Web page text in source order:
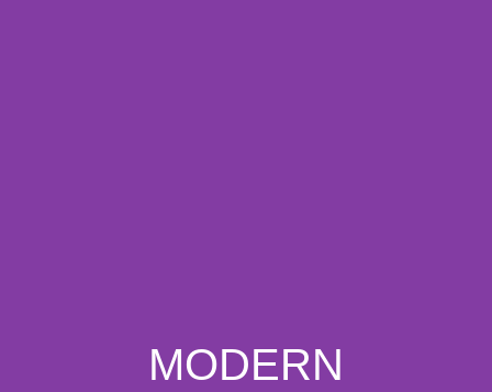
MODERN